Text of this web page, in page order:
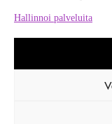
Hallinnoi palveluita
SOME
Töiden ja